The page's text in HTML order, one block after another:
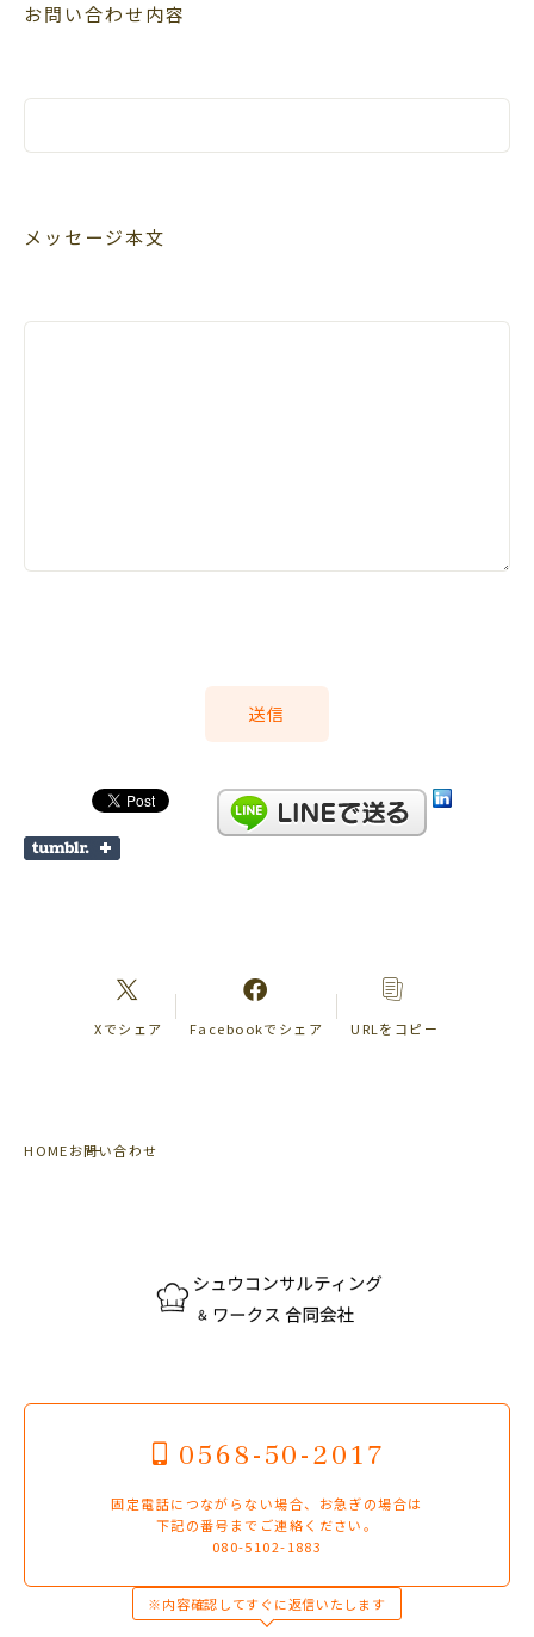
お問い合わせ内容
メッセージ本文
Xでシェア Facebookでシェア URLをコピー
HOMEお問い合わせ
0568-50-2017
固定電話につながらない場合、お急ぎの場合は
下記の番号までご連絡ください。
080-5102-1883
※内容確認してすぐに返信いたします